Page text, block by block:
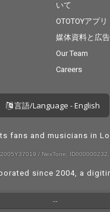
いて
OTOTOYアプリ
媒体資料と広
Our Team
Careers
言語/Language - English
fans and musicians in
/ NexTone:
since 2004, a
--